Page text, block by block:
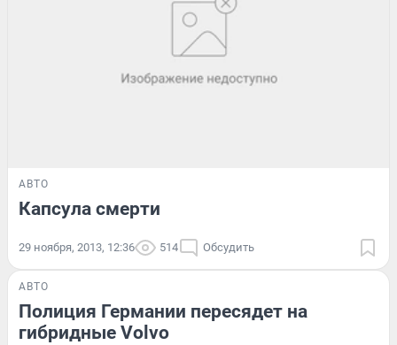
АВТО
Капсула смерти
29 ноября, 2013, 12:36 514 Обсудить
АВТО
Полиция Германии пересядет на
гибридные Volvo